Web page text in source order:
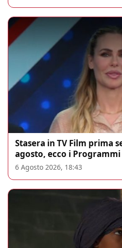
Stasera in TV Film prima
agosto, ecco i Programmi
6 Agosto 2026, 18:43